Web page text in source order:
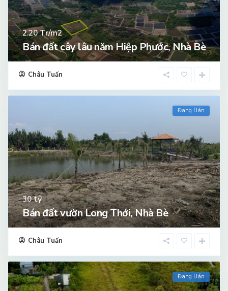
2.20Tr/m2
Bán đất cây lâu năm Hiệp Phước, Nhà Bè
Châu Tuấn
Đang Bán
30tỷ
Bán đất vườn Long Thới, Nhà Bè
Châu Tuấn
Đang Bán